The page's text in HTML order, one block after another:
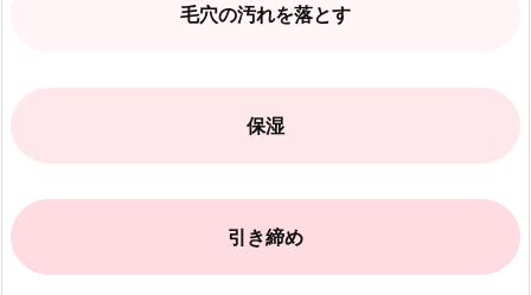
毛穴の汚れを落とす
保湿
引き締め